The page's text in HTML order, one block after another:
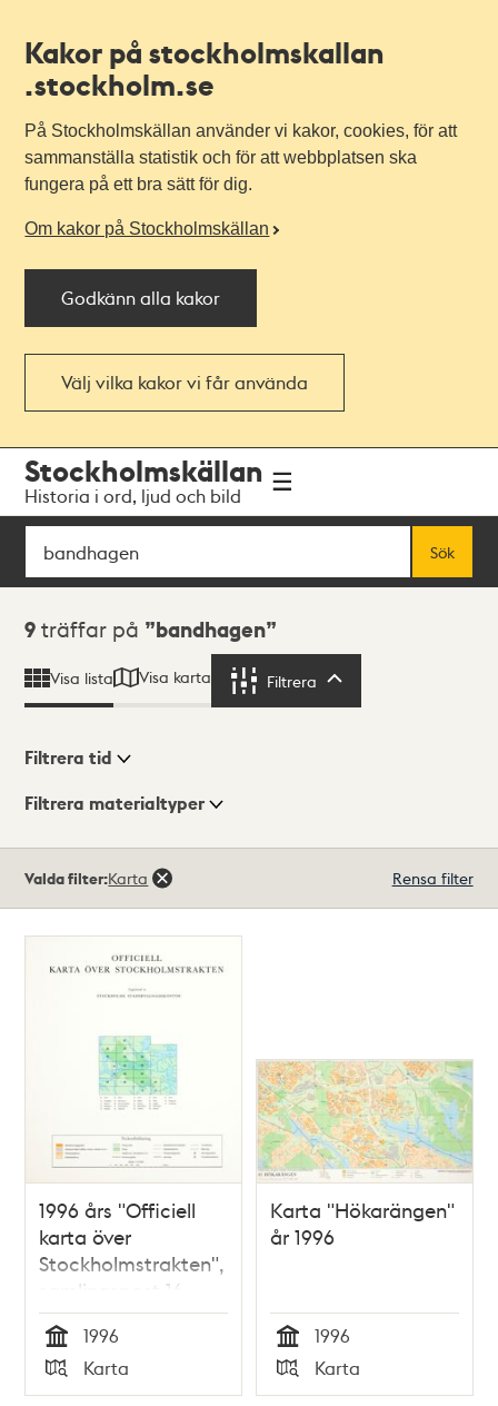
Kakor på stockholmskallan
.stockholm.se
På Stockholmskällan använder vi kakor, cookies, för att
sammanställa statistik och för att webbplatsen ska
fungera på ett bra sätt för dig.
Om kakor på Stockholmskällan
Godkänn alla kakor
Välj vilka kakor vi får använda
navigationen
huvudinnehållet
Stockholmskällan
Historia i ord, ljud och bild
Sök
Sök
Sökresultat
9 träffar på bandhagen
Visa lista Visa karta Filtrera
Visningsläge
Filtrera tid
Filtrera materialtyper
träffar
Valda filter:Karta Rensa filter
1996 års "Officiell
karta över
Stockholmstrakten",
samlingspost 16
blad
Tid
1996
Typ
Karta
Karta "Hökarängen"
år 1996
Tid
1996
Typ
Karta